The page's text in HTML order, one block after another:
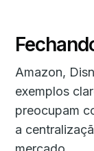
Amazon,
exemplos
preocupam
a